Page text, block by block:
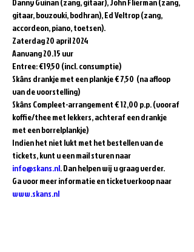
gitaar, bouzouki, bodhran), Ed Veltrop (zang,
accordeon, piano, toetsen).
Zaterdag 20 april 2024
Aanvang 20.15 uur
Entree: €19,50 (incl. consumptie)
Skâns drankje met een plankje € 7,50  (na afloop
van de voorstelling)
Skâns Compleet-arrangement € 12,00 p.p. (vooraf
koffie/thee met lekkers, achteraf een drankje
met een borrelplankje)
Indien het niet lukt met het bestellen van de
tickets, kunt u een mail sturen naar
info@skans.nl. Dan helpen wij u graag verder.
Ga voor meer informatie en ticketverkoop naar
www.skans.nl